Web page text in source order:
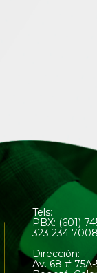
Tels:
PBX: (601)
323 234 7008
Dirección:
Av. 68 #